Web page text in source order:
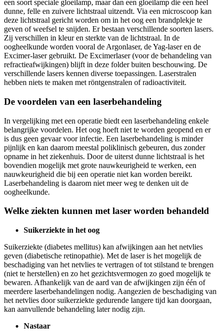
een soort speciale gloeilamp, maar dan een gloeilamp die een heel
dunne, felle en zuivere lichtstraal uitzendt. Via een microscoop kan
deze lichtstraal gericht worden om in het oog een brandplekje te
geven of weefsel te snijden. Er bestaan verschillende soorten lasers.
Zij verschillen in kleur en sterkte van de lichtstraal. In de
oogheelkunde worden vooral de Argonlaser, de Yag-laser en de
Excimer-laser gebruikt. De Excimerlaser (voor de behandeling van
refractieafwijkingen) blijft in deze folder buiten beschouwing. De
verschillende lasers kennen diverse toepassingen. Laserstralen
hebben niets te maken met röntgenstralen of radioactiviteit.
De voordelen van een laserbehandeling
In vergelijking met een operatie biedt een laserbehandeling enkele
belangrijke voordelen. Het oog hoeft niet te worden geopend en er
is dus geen gevaar voor infectie. Een laserbehandeling is minder
pijnlijk en kan daarom meestal poliklinisch gebeuren, dus zonder
opname in het ziekenhuis. Door de uiterst dunne lichtstraal is het
bovendien mogelijk met grote nauwkeurigheid te werken, een
nauwkeurigheid die bij een operatie niet kan worden bereikt.
Laserbehandeling is daarom niet meer weg te denken uit de
oogheelkunde.
Welke ziekten kunnen met laser worden behandeld
Suikerziekte in het oog
Suikerziekte (diabetes mellitus) kan afwijkingen aan het netvlies
geven (diabetische retinopathie). Met de laser is het mogelijk de
beschadiging van het netvlies te vertragen of tot stilstand te brengen
(niet te herstellen) en zo het gezichtsvermogen zo goed mogelijk te
bewaren. Afhankelijk van de aard van de afwijkingen zijn één of
meerdere laserbehandelingen nodig. Aangezien de beschadiging van
het netvlies door suikerziekte gedurende langere tijd kan doorgaan,
kan aanvullende behandeling later nodig zijn.
Nastaar